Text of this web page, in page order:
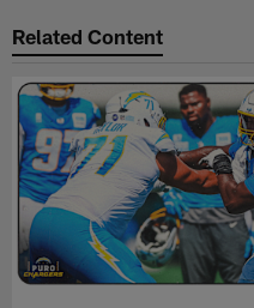
Related Content